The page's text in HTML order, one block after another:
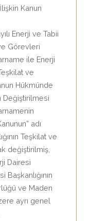
Kanun
Enerji ve Tabii
Görevleri
ile Enerji
ve
Hükmünde
Değiştirilmesi
adı
Teşkilat ve
değiştirilmiş,
Dairesi
Başkanlığının
ve Maden
ayrı genel